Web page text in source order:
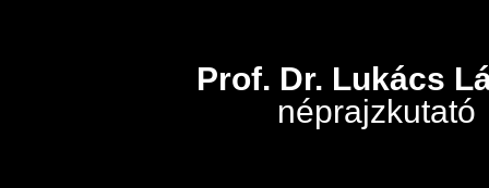
Prof. Dr. Lukács
néprajzkutató